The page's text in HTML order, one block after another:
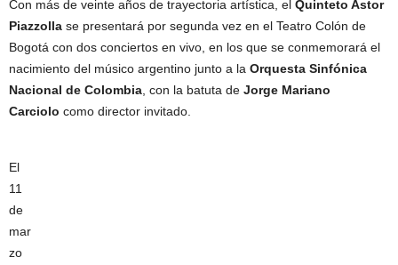
Con más de veinte años de trayectoria artística, el Quinteto Astor
Piazzolla se presentará por segunda vez en el Teatro Colón de
Bogotá con dos conciertos en vivo, en los que se conmemorará el
nacimiento del músico argentino junto a la Orquesta Sinfónica
Nacional de Colombia , con la batuta de Jorge Mariano
Carciolo como director invitado.
El
11
de
mar
zo